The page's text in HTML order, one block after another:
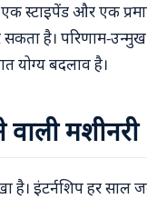
स्टाइपेंड और एक
है। परिणाम-
योग्य बदलाव है।
मशीनरी
इंटर्नशिप हर साल